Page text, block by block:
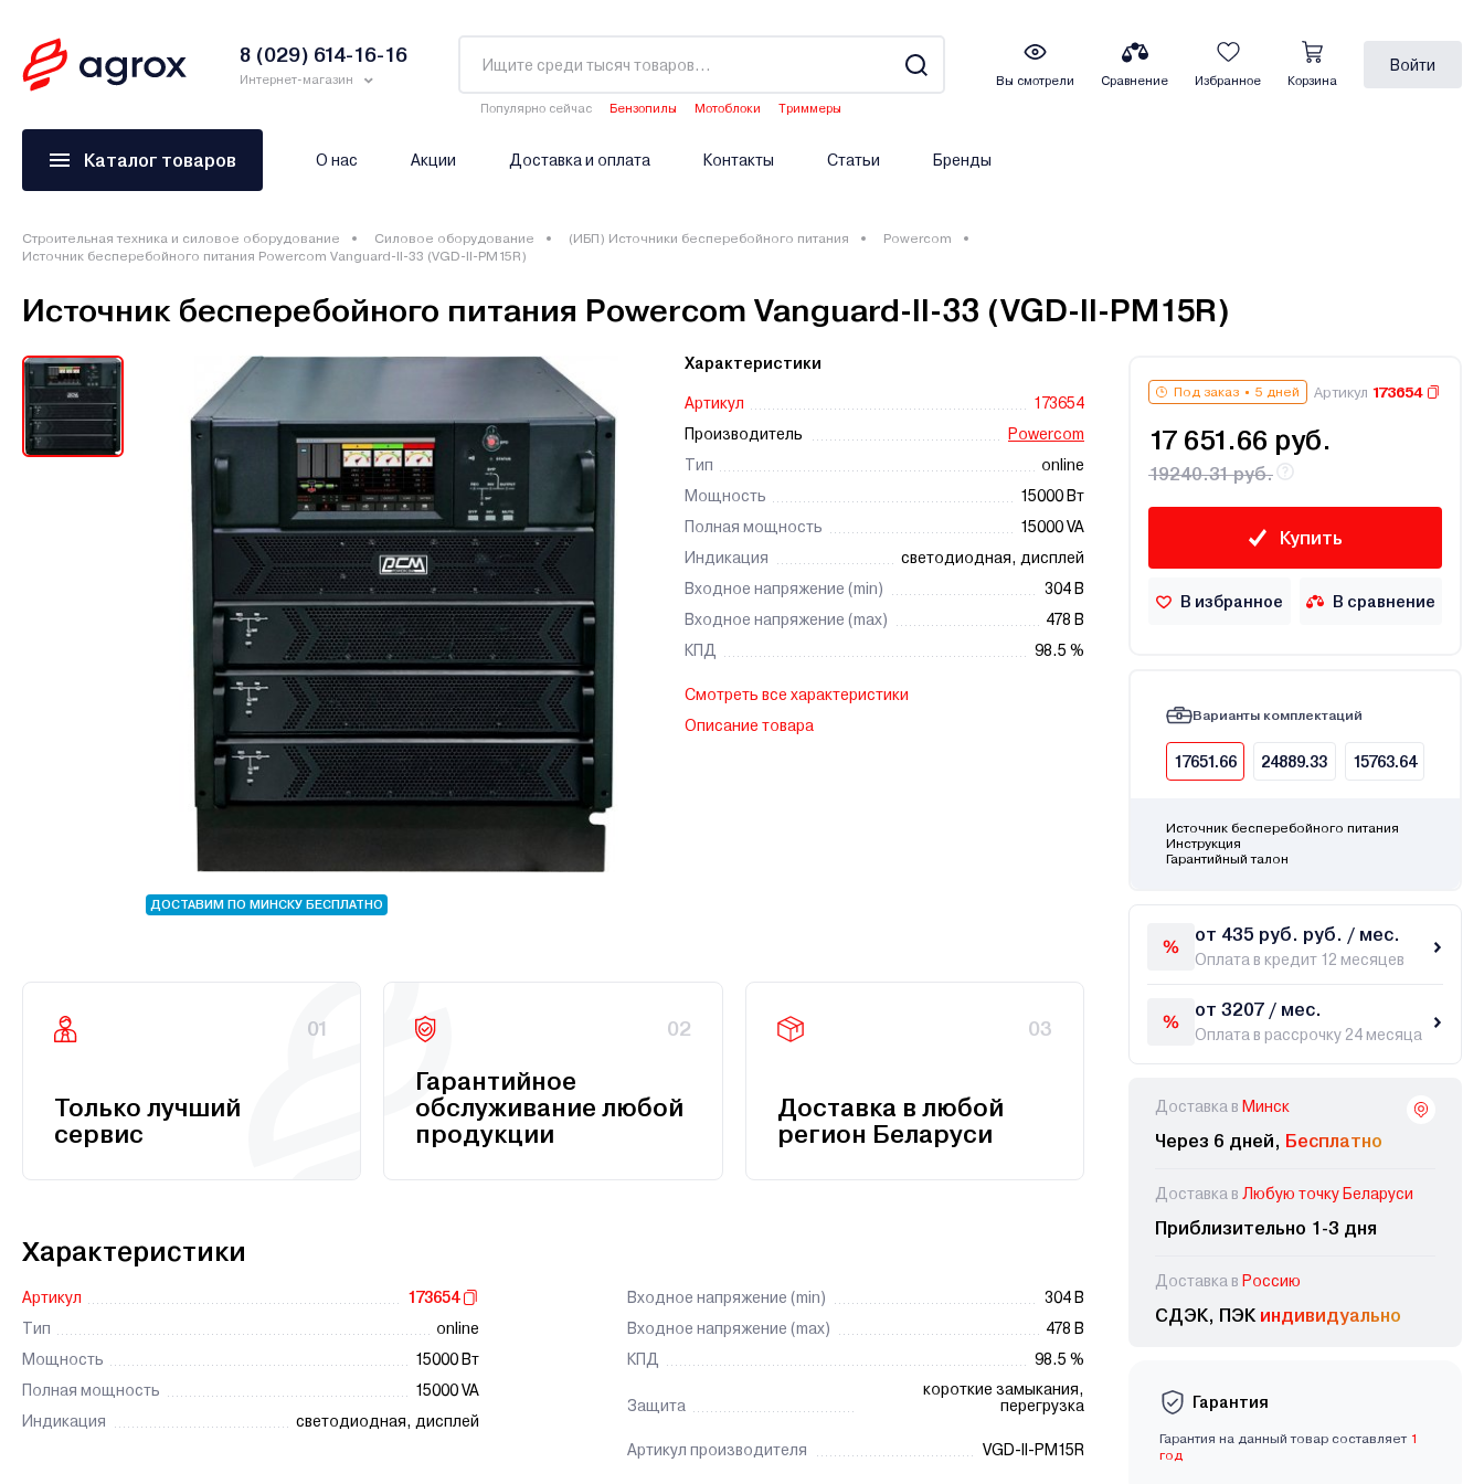
8 (029) 614-16-16
Интернет-магазин
Популярно сейчас Бензопилы Мотоблоки
Триммеры
Вы смотрели Сравнение Избранное Корзина
Войти
Каталог товаров О нас Акции Доставка и оплата Контакты Статьи Бренды
Строительная техника и силовое оборудование Силовое оборудование (ИБП) Источники бесперебойного питания
Powercom
Источник бесперебойного питания Powercom Vanguard-II-33 (VGD-II-PM15R)
Источник бесперебойного питания Powercom Vanguard-II-33 (VGD-II-PM15R)
ДОСТАВИМ ПО МИНСКУ БЕСПЛАТНО
Характеристики
Артикул
173654
Производитель
Powercom
Тип
online
Мощность
15000 Вт
Полная мощность
15000 VA
Индикация
светодиодная, дисплей
Входное напряжение (min)
304 В
Входное напряжение (max)
478 В
КПД
98.5 %
Смотреть все характеристики
Описание товара
01
Только лучший
сервис
02
Гарантийное
обслуживание любой
продукции
03
Доставка в любой
регион Беларуси
Характеристики
Артикул
173654
Тип
online
Мощность
15000 Вт
Полная мощность
15000 VA
Индикация
светодиодная, дисплей
Входное напряжение (min)
304 В
Входное напряжение (max)
478 В
КПД
98.5 %
Защита
короткие замыкания,
перегрузка
Артикул производителя VGD-II-PM15R
Под заказ 5 дней Артикул 173654
17 651.66 руб.
19240.31 руб.
Купить
В избранное В сравнение
Варианты комплектаций
17651.66 24889.33 15763.64
Источник бесперебойного питания
Инструкция
Гарантийный талон
от 435 руб. руб. / мес.
Оплата в кредит 12 месяцев
от 3207 / мес.
Оплата в рассрочку 24 месяца
Доставка в Минск
Через 6 дней, Бесплатно
Доставка в Любую точку Беларуси
Приблизительно 1-3 дня
Доставка в Россию
СДЭК, ПЭК индивидуально
Гарантия
Гарантия на данный товар составляет 1
год